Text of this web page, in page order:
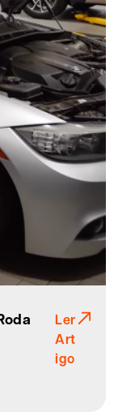
Ler
Art
igo